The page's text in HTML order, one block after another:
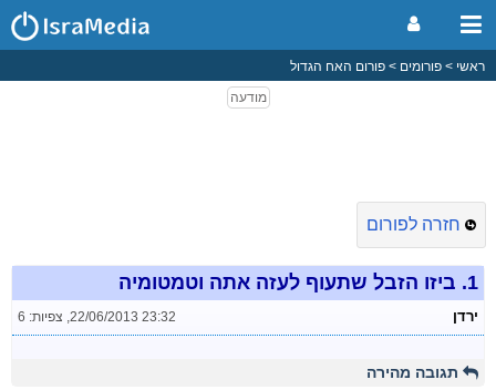
ראשי פורומים פורום האח הגדול
חזרה לפורום
1. ביזו הזבל שתעוף לעזה אתה וטמטומיה
ירדן 22/06/2013 23:32
, צפיות: 6
תגובה מהירה